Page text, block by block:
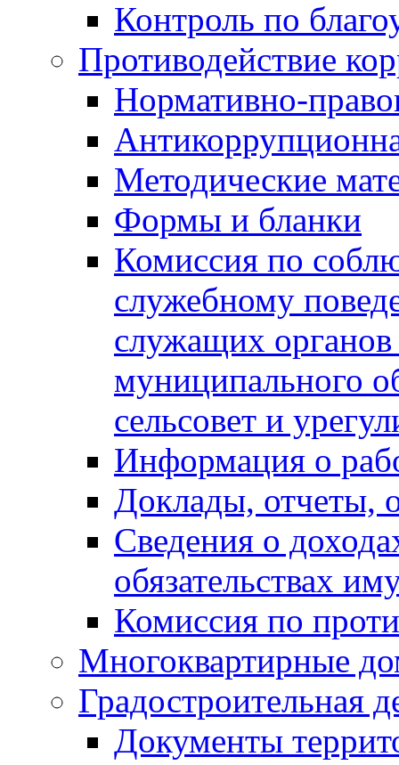
Контроль по
Противодействие
Нормативно-
Методические
Формы и бланки
Комиссия по
служебному
служащих органов
муниципального
сельсовет и
Информация о
Доклады, отчеты,
Сведения о
обязательствах
Комиссия по
Многоквартирные
Градостроительная
Документы